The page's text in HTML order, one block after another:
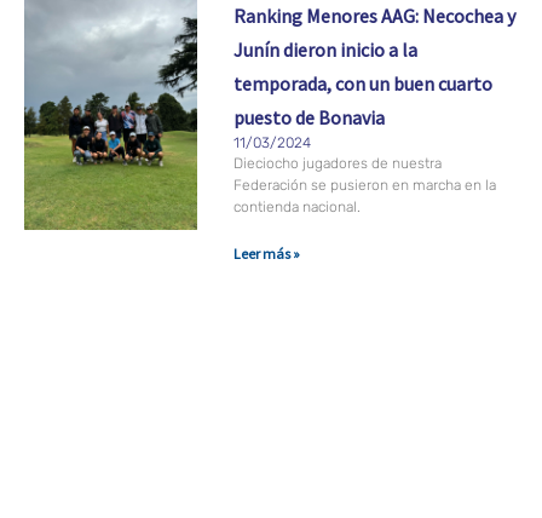
Ranking Menores AAG: Necochea y
Junín dieron inicio a la
temporada, con un buen cuarto
puesto de Bonavia
11/03/2024
Dieciocho jugadores de nuestra
Federación se pusieron en marcha en la
contienda nacional.
Leer más »